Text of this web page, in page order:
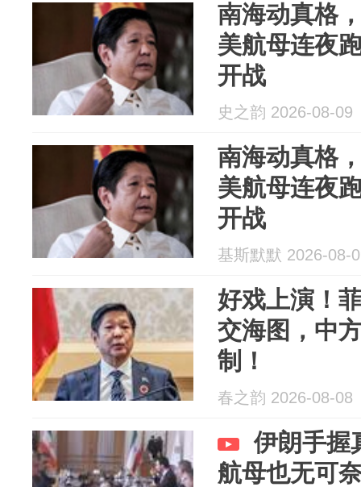
南海动真格
美航母连夜
开战
史之韵 2026-08-09
南海动真格
美航母连夜
开战
基斯默默 2026-08-
好戏上演！
交海图，中
制！
春之韵 2026-08-08
伊朗手握
航母也无可